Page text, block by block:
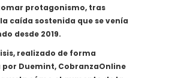
protagonismo, tras
caída sostenida que se venía
desde 2019.
realizado de forma
Duemint, CobranzaOnline